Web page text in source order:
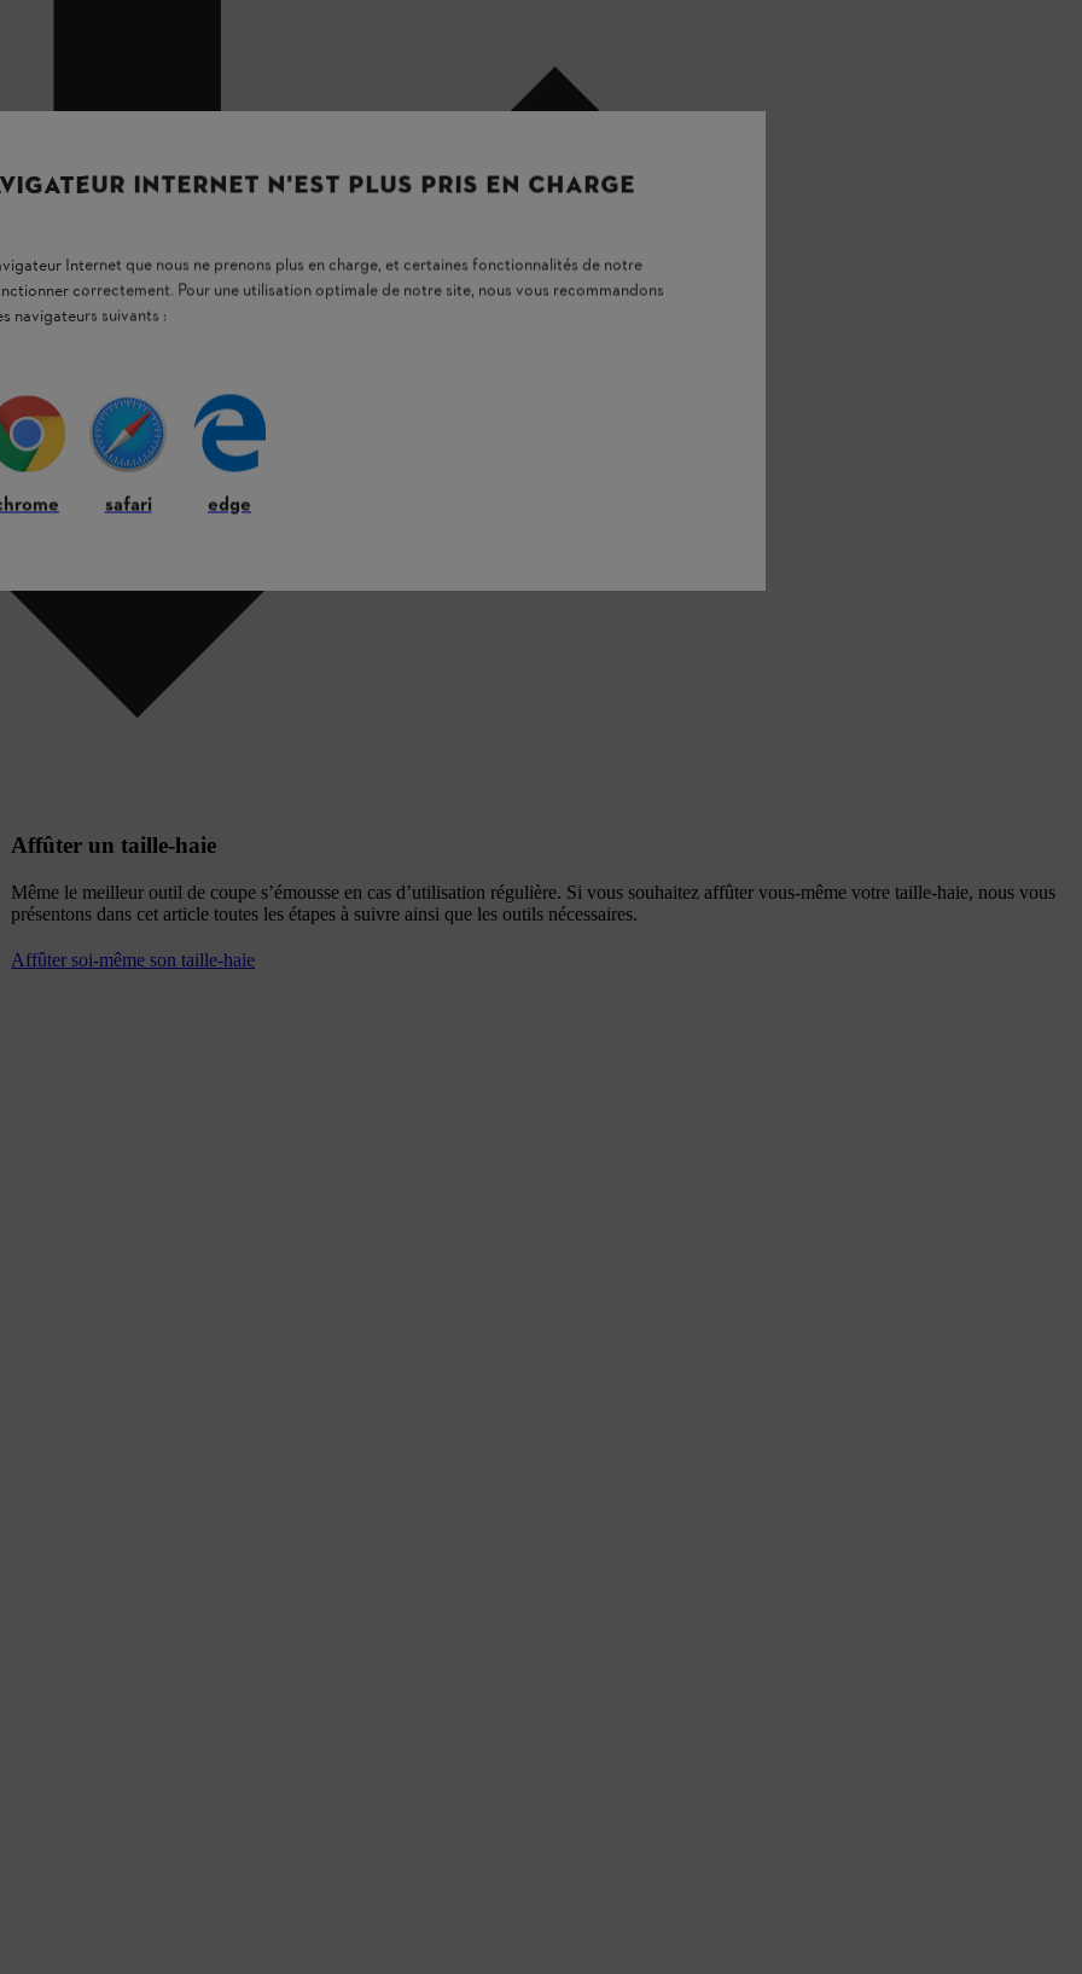
Affûter un taille-haie
Même le meilleur outil de coupe s’émousse en cas d’utilisation régulière. Si vous souhaitez affûter vous-même votre taille-haie, nous vous
présentons dans cet article toutes les étapes à suivre ainsi que les outils nécessaires.
Affûter soi-même son taille-haie
INTERNET N'EST PLUS PRIS EN CHARGE
Internet que nous ne prenons plus en charge, et certaines fonctionnalités de notre
correctement. Pour une utilisation optimale de notre site, nous vous recommandons
navigateurs suivants :
safari edge